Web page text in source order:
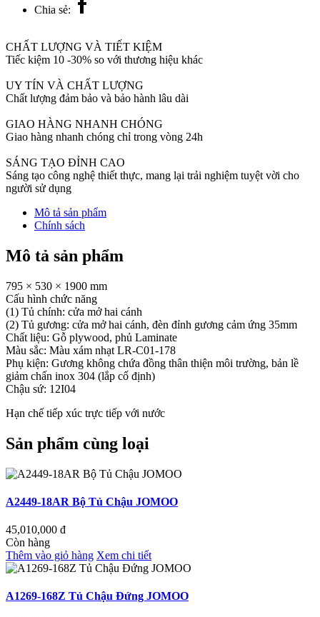
JOMOO
số
lượng
Chia sẻ:
CHẤT LƯỢNG VÀ TIẾT KIỆM
Tiếc kiệm 10 -30% so với thương hiệu khác
UY TÍN VÀ CHẤT LƯỢNG
Chất lượng đảm bảo và bảo hành lâu dài
GIAO HÀNG NHANH CHÓNG
Giao hàng nhanh chóng chỉ trong vòng 24h
SÁNG TẠO ĐỈNH CAO
Sáng tạo công nghệ thiết thực, mang lại trải nghiệm tuyệt vời cho
người sử dụng
Mô tả sản phẩm
Chính sách
Mô tả sản phẩm
795 × 530 × 1900 mm
Cấu hình chức năng
(1) Tủ chính: cửa mở hai cánh
(2) Tủ gương: cửa mở hai cánh, đèn đỉnh gương cảm ứng 35mm
Chất liệu: Gỗ plywood, phủ Laminate
Màu sắc: Màu xám nhạt LR-C01-178
Phụ kiện: Gương không chứa đồng thân thiện môi trường, bản lề
giảm chấn inox 304 (lắp cố định)
Chậu sứ: 12I04
Hạn chế tiếp xúc trực tiếp với nước
Sản phẩm cùng loại
A2449-18AR Bộ Tủ Chậu JOMOO
45,010,000 đ
Còn hàng
Thêm vào giỏ hàng Xem chi tiết
A1269-168Z Tủ Chậu Đứng JOMOO